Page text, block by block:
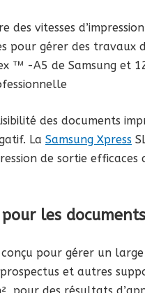
des vitesses
pour gérer des travaux
™ -A5 de Samsung et
des documents
La Samsung Xpress
de sortie
pour les
pour gérer un
et autres